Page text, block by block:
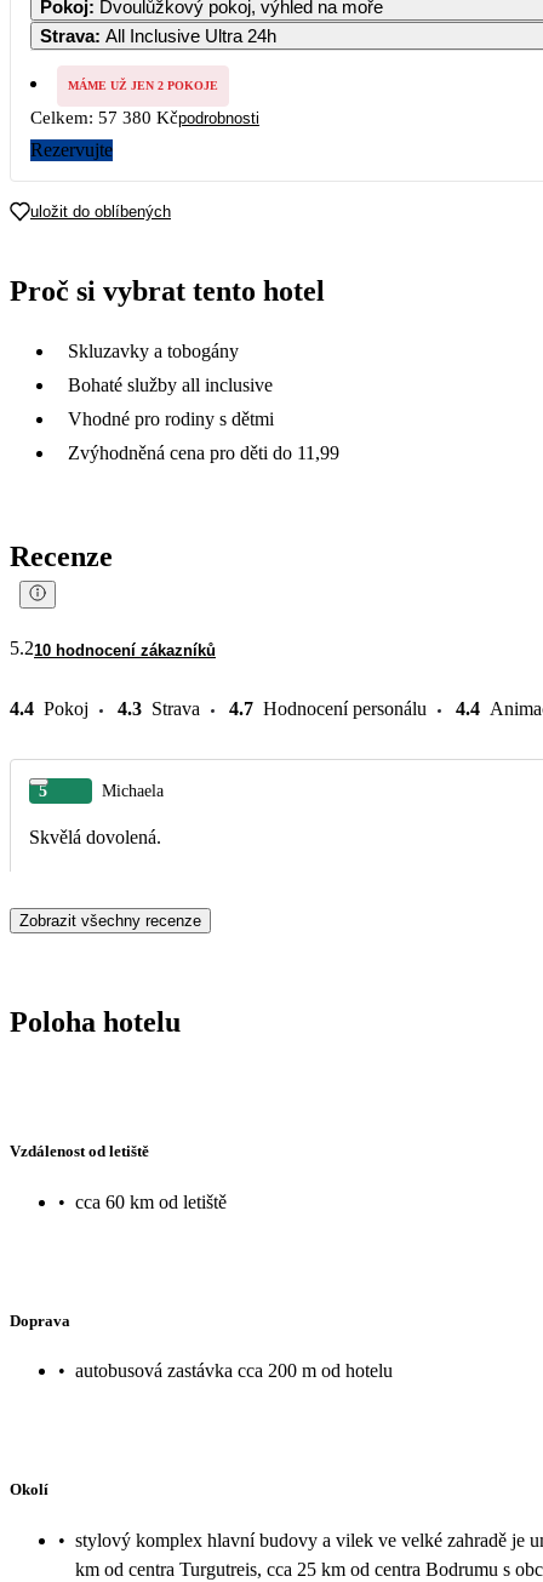
29 990
Pokoj: Dvoulůžkový pokoj, výhled na moře
Strava: All Inclusive Ultra 24h
MÁME UŽ JEN 2 POKOJE
Celkem: 57 380 Kčpodrobnosti
Rezervujte
uložit do oblíbených
Proč si vybrat tento hotel
Skluzavky a tobogány
Bohaté služby all inclusive
Vhodné pro rodiny s dětmi
Zvýhodněná cena pro děti do 11,99
Recenze
5.210 hodnocení zákazníků
4.4 Pokoj 4.3 Strava 4.7 Hodnocení personálu 4.4
5 Michaela
Skvělá dovolená.
Zobrazit všechny recenze
Poloha hotelu
Vzdálenost od letiště
• cca 60 km od letiště
Doprava
• autobusová zastávka cca 200 m od hotelu
Okolí
• stylový komplex hlavní budovy a vilek ve velké zahradě je
km od centra Turgutreis, cca 25 km od centra Bodrumu s